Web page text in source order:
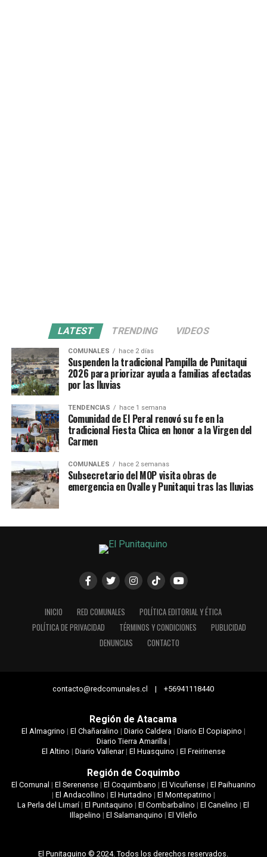
LATEST TRENDING VIDEOS
COMUNALES hace 2 días
Suspenden la tradicional Pampilla de Punitaqui
2026 para priorizar ayuda a familias afectadas
por las lluvias
TENDENCIAS hace 1 semana
Comunidad de El Peral renovó su fe en la
tradicional Fiesta Chica en honor a la Virgen del
Carmen
COMUNALES hace 2 semanas
Subsecretario del MOP visita obras de
emergencia en Ovalle y Punitaqui tras las lluvias
INICIO RED COMUNALES
POLÍTICA EDITORIAL Y ÉTICA
POLÍTICA DE PRIVACIDAD
TÉRMINOS Y CONDICIONES
PUBLICIDAD
DENUNCIAS
CONTACTO
contacto@redcomunales.cl | +56941118440
Región de Atacama
El Almagrino | El Chañaralino | Diario Caldera| Diario El Copiapino |
Diario Tierra Amarilla|
El Altino | Diario Vallenar| El Huasquino | El Freirinense
Región de Coquimbo
El Comunal | El Serenense| El Coquimbano | El Vicuñense| El Paihuanino
| El Andacollino | El Hurtadino | El Montepatrino |
La Perla del Limarí|El Punitaquino |El Combarbalino |El Canelino |El
Illapelino | El Salamanquino | El Vileño
El Punitaquino © 2024. Todos los derechos reservados.